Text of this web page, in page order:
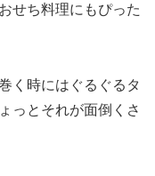
せち料理にもぴった
く時にはぐるぐるタ
っとそれが面倒くさ